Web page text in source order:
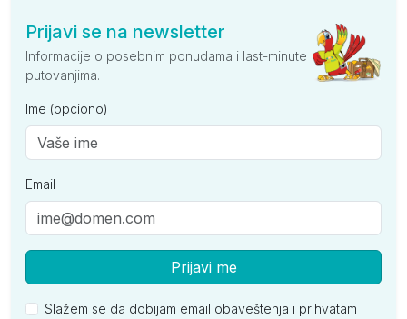
Prijavi se na newsletter
Informacije o posebnim ponudama i last-minute
putovanjima.
Ime (opciono)
Email
Prijavi me
Slažem se da dobijam email obaveštenja i prihvatam